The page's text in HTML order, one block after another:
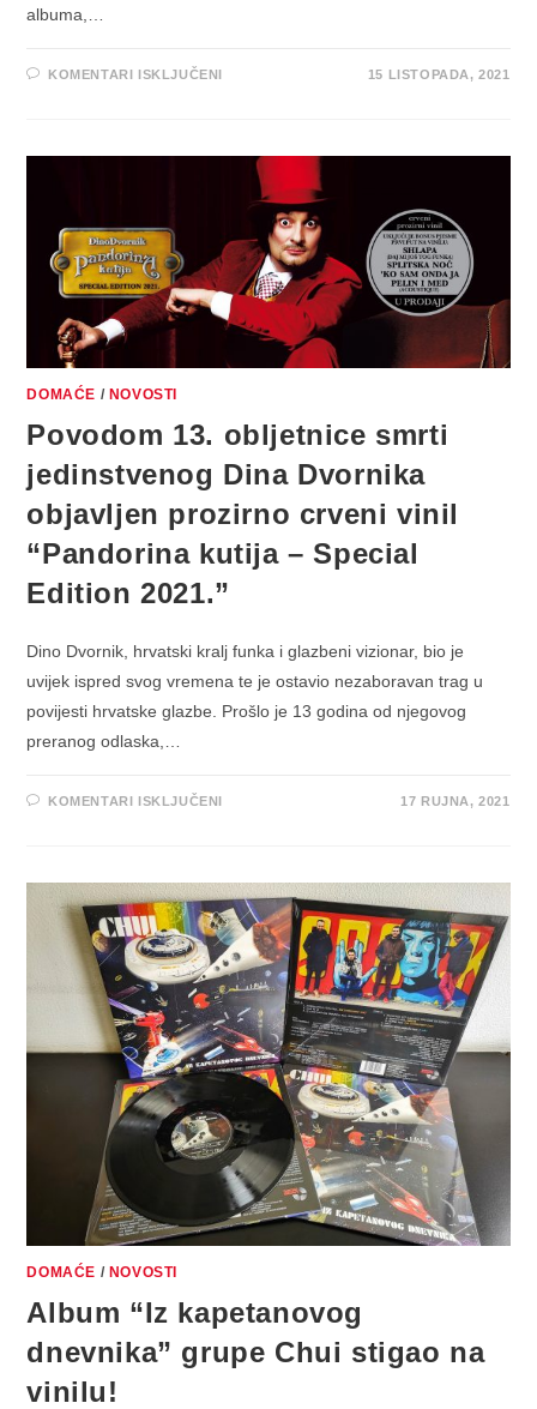
albuma,…
KOMENTARI ISKLJUČENI
2021.”
DINA
DVORNIKA
NAJPRODAVANIJI
VINIL
MJESECA
RUJNA
15 LISTOPADA, 2021
DOMAĆE / NOVOSTI
Povodom 13. obljetnice smrti
jedinstvenog Dina Dvornika
objavljen prozirno crveni vinil
“Pandorina kutija – Special
Edition 2021.”
Dino Dvornik, hrvatski kralj funka i glazbeni vizionar, bio je
uvijek ispred svog vremena te je ostavio nezaboravan trag u
povijesti hrvatske glazbe. Prošlo je 13 godina od njegovog
preranog odlaska,…
KOMENTARI ISKLJUČENI
DINA
DVORNIKA
OBJAVLJEN
PROZIRNO
CRVENI
VINIL
“PANDORINA
KUTIJA
–
SPECIAL
EDITION
2021.”
17 RUJNA, 2021
DOMAĆE / NOVOSTI
Album “Iz kapetanovog
dnevnika” grupe Chui stigao na
vinilu!